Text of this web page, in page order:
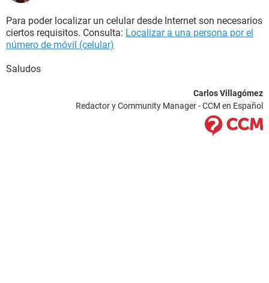
Para poder localizar un celular desde Internet son necesarios
ciertos requisitos. Consulta: Localizar a una persona por el
número de móvil (celular)
Saludos
Carlos Villagómez
Redactor y Community Manager - CCM en Español